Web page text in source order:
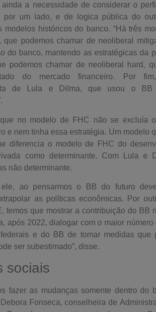
ainda a necessidade de considerar o
por um lado, e de logica pública do
modelos históricos do banco. “Há três
que podemos chamar de neoliberal
do banco, mantendo as estratégicas da
podemos chamar de neoliberal hard,
do mercado financeiro. Por
de Lula e Dilma, que usou o
no modelo de FHC não se excluía
e nem tinha essa estratégia. Um modelo
diferencia o modelo de FHC do
como determinante. Com Lula e
não determinante.
ao pensarmos o BB do futuro
as políticas econômicas. Por
temos que mostrar a contribuição do BB
após 2022, dialogar com o maior
e do BB de tomar medidas que
ser subestimado”, disse.
sociais
fazer as mudanças somente dentro do
Fonseca, conselheira de